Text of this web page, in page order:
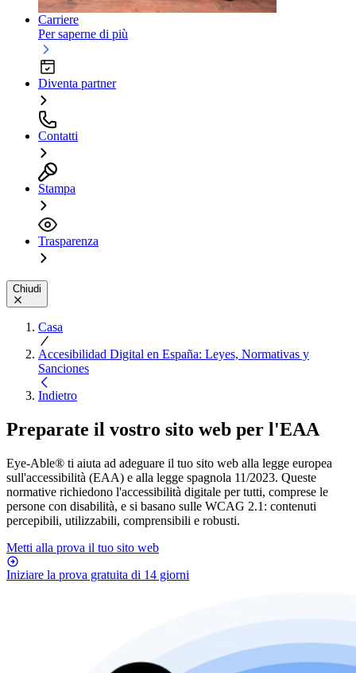
Carriere
Per saperne di più
Diventa partner
Contatti
Stampa
Trasparenza
Chiudi
Casa
Accesibilidad Digital en España: Leyes, Normativas y
Sanciones
Indietro
Preparate il vostro sito web per l'EAA
Eye-Able® ti aiuta ad adeguare il tuo sito web alla legge europea
sull'accessibilità (EAA) e alla legge spagnola 11/2023. Queste
normative richiedono l'accessibilità digitale per tutti, comprese le
persone con disabilità, e si basano sulle WCAG 2.1: contenuti
percepibili, utilizzabili, comprensibili e robusti.
Metti alla prova il tuo sito web
Iniziare la prova gratuita di 14 giorni